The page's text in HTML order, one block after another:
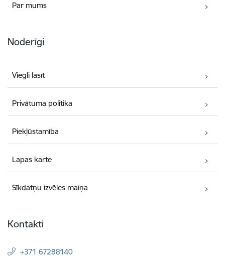
Par mums
Noderīgi
Viegli lasīt
Privātuma politika
Piekļūstamība
Lapas karte
Sīkdatņu izvēles maiņa
Kontakti
+371 67288140